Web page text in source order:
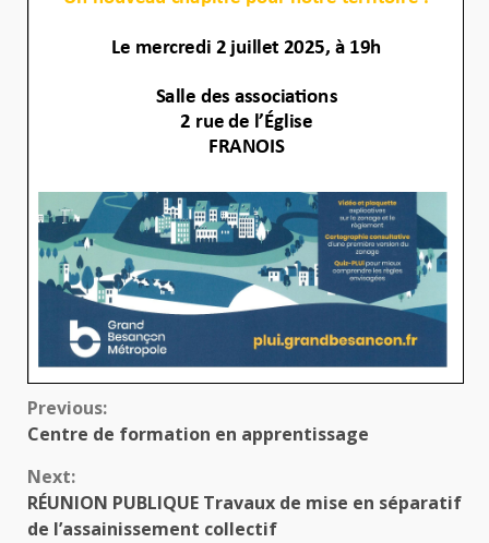
Continue
Previous:
Centre de formation en apprentissage
Next:
RÉUNION PUBLIQUE Travaux de mise en séparatif
de l’assainissement collectif